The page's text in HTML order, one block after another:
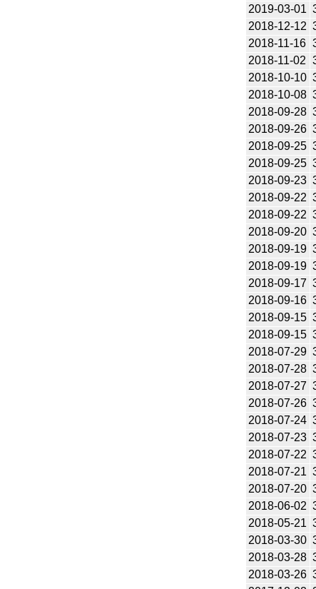
2019-03-01
2018-12-12
2018-11-16
2018-11-02
2018-10-10
2018-10-08
2018-09-28
2018-09-26
2018-09-25
2018-09-25
2018-09-23
2018-09-22
2018-09-22
2018-09-20
2018-09-19
2018-09-19
2018-09-17
2018-09-16
2018-09-15
2018-09-15
2018-07-29
2018-07-28
2018-07-27
2018-07-26
2018-07-24
2018-07-23
2018-07-22
2018-07-21
2018-07-20
2018-06-02
2018-05-21
2018-03-30
2018-03-28
2018-03-26